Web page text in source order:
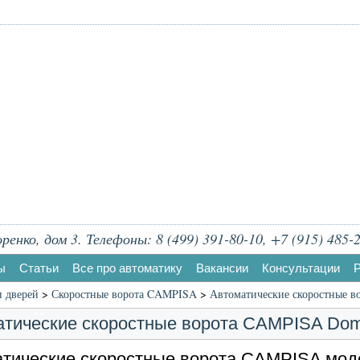
дом 3. Телефоны: 8 (499) 391-80-10, +7 (915)
Статьи Все про автоматику Вакансии Консультации
дверей > Скоростные ворота CAMPISA> Автоматические скоростные
скоростные ворота CAMPISA